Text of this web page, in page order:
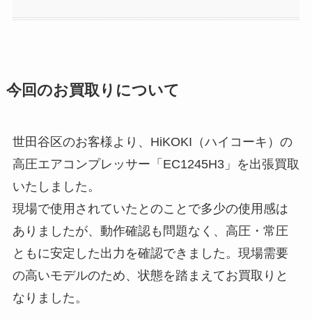
今回のお買取りについて
世田谷区のお客様より、HiKOKI（ハイコーキ）の
高圧エアコンプレッサー「EC1245H3」を出張買取
いたしました。
現場で使用されていたとのことで多少の使用感は
ありましたが、動作確認も問題なく、高圧・常圧
ともに安定した出力を確認できました。現場需要
の高いモデルのため、状態を踏まえてお買取りと
なりました。